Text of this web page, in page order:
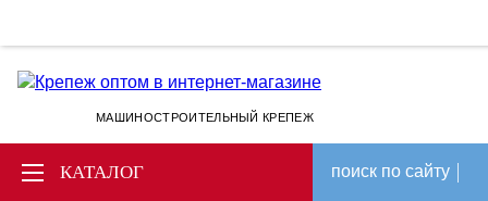
МАШИНОСТРОИТЕЛЬНЫЙ КРЕПЕЖ
КАТАЛОГ поиск по сайту